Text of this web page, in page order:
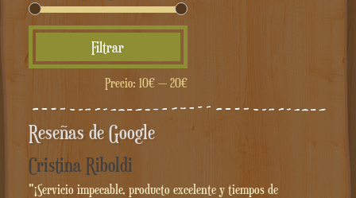
mínimo
máximo
Filtrar
Precio: 10€— 20€
Reseñas de Google
Cristina Riboldi
"¡Servicio impecable, producto excelente y tiempos de